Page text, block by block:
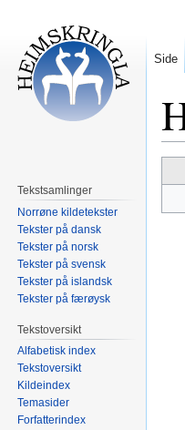
til
til
Side
Tekstsamlinger
Norrøne kildetekster
Tekster på dansk
Tekster på norsk
Tekster på svensk
Tekster på islandsk
Tekster på færøysk
Tekstoversikt
Alfabetisk index
Tekstoversikt
Kildeindex
Temasider
Forfatterindex